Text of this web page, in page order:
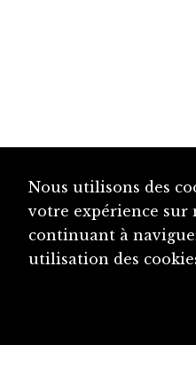
Nous utilisons des
votre expérience sur
continuant à
utilisation des